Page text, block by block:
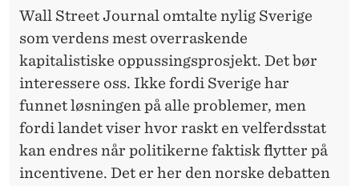
Wall Street Journal omtalte nylig Sverige
som verdens mest overraskende
kapitalistiske oppussingsprosjekt. Det bør
interessere oss. Ikke fordi Sverige har
funnet løsningen på alle problemer, men
fordi landet viser hvor raskt en velferdsstat
kan endres når politikerne faktisk flytter på
incentivene. Det er her den norske debatten